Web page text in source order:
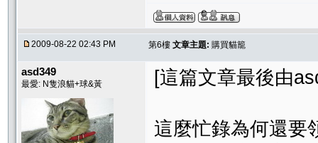
2009-08-22 02:43 PM 第6樓 文章主題: 購買貓籠
asd349
最愛: N隻浪貓+球&黃 [這篇文章最後由
這麼忙錄為何還要